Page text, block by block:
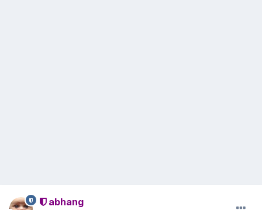
abhang